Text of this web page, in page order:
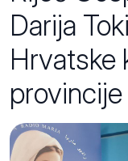
Darija
Hrvatske